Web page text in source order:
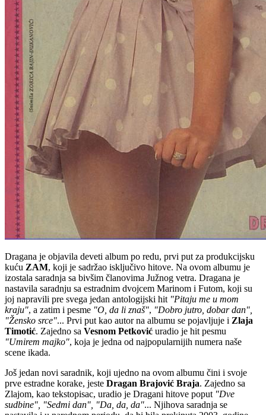
Dragana je objavila deveti album po redu, prvi put za produkcijsku
kuću ZAM, koji je sadržao isključivo hitove. Na ovom albumu je
izostala saradnja sa bivšim članovima Južnog vetra. Dragana je
nastavila saradnju sa estradnim dvojcem Marinom i Futom, koji su
joj napravili pre svega jedan antologijski hit "Pitaju me u mom
kraju", a zatim i pesme "O, da li znaš", "Dobro jutro, dobar dan",
"Žensko srce"... Prvi put kao autor na albumu se pojavljuje i Zlaja
Timotić. Zajedno sa Vesnom Petković uradio je hit pesmu
"Umirem majko", koja je jedna od najpopularnijih numera naše
scene ikada.
Još jedan novi saradnik, koji ujedno na ovom albumu čini i svoje
prve estradne korake, jeste Dragan Brajović Braja. Zajedno sa
Zlajom, kao tekstopisac, uradio je Dragani hitove poput "Dve
sudbine", "Sedmi dan", "Da, da, da"... Njihova saradnja se